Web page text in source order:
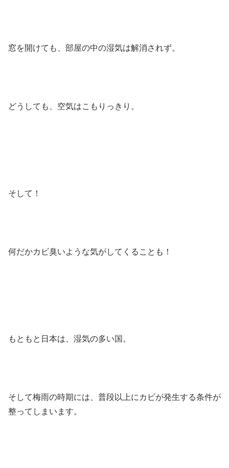
窓を開けても、部屋の中の湿気は解消されず。
どうしても、空気はこもりっきり。
そして！
何だかカビ臭いような気がしてくることも！
もともと日本は、湿気の多い国。
そして梅雨の時期には、普段以上にカビが発生する条件が
整ってしまいます。